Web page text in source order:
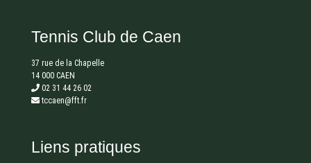
Tennis Club de Caen
37 rue de la Chapelle
14 000 CAEN
02 31 44 26 02
tccaen@fft.fr
Liens pratiques